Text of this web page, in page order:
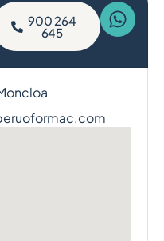
900 264
645